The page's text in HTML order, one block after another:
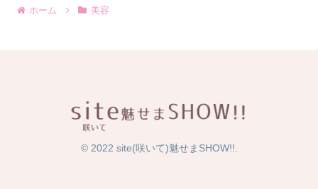
ホーム 美容
© 2022 site(咲いて)魅せまSHOW!!.